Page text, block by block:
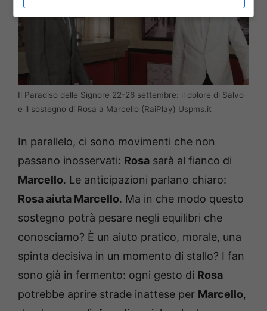
Il Paradiso delle Signore 22-26 settembre: il dolore di Salvo
e il sostegno di Rosa a Marcello (RaiPlay) Uspms.it
In parallelo, ci sono movimenti che non
passano inosservati: Rosa sarà al fianco di
Marcello. Le anticipazioni parlano chiaro:
Rosa aiuta Marcello. Ma in che modo questo
sostegno potrà pesare negli equilibri che
conosciamo? È un aiuto pratico, morale, una
spinta decisiva in un momento di stallo? I fan
sono già in fermento: ogni gesto di Rosa
potrebbe aprire strade inattese per Marcello,